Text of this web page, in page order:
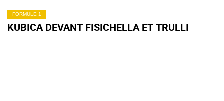
FORMULE 1
KUBICA DEVANT FISICHELLA ET TRULLI